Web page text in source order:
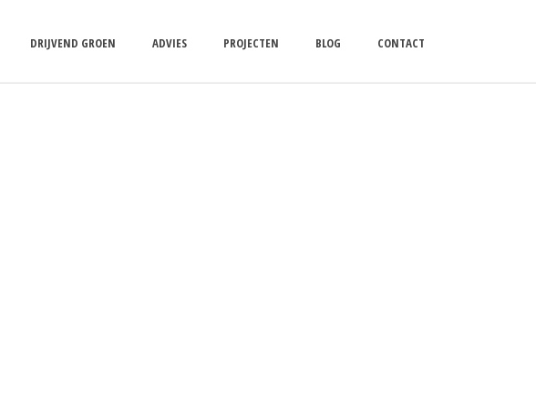
DRIJVEND GROEN ADVIES PROJECTEN BLOG CONTACT